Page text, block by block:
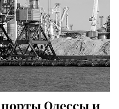
Одессы и